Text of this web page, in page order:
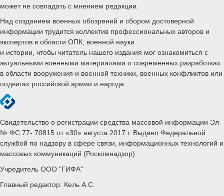
может не совпадать с мнением редакции.
Над созданием военных обозрений и сбором достоверной
информации трудится коллектив профессиональных авторов и
экспертов в области ОПК, военной науки
и истории, чтобы читатель нашего издания мог ознакомиться с
актуальными военными материалами о современных разработках
в области вооружения и военной техники, военных конфликтов или
подвигах российской армии и народа.
Свидетельство о регистрации средства массовой информации Эл
№ ФС 77- 70815 от «30» августа 2017 г. Выдано Федеральной
службой по надзору в сфере связи, информационных технологий и
массовых коммуникаций (Роскомнадзор)
Учредитель ООО "ГИФА"
Главный редактор: Кель А.С.